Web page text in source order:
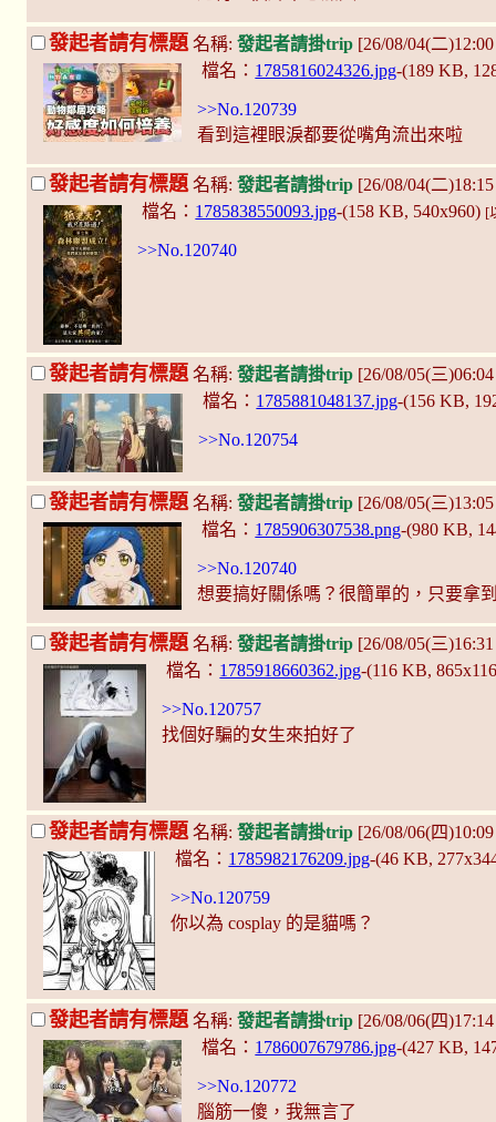
發起者請有標題 名稱: 發起者請掛trip [26/08/04(二
檔名： 1785816024326.jpg-(189 KB,
>>No.120739
看到這裡眼淚都要從嘴角流出來啦
發起者請有標題 名稱: 發起者請掛trip [26/08/04(二
檔名： 1785838550093.jpg-(158 KB, 540x960) [
>>No.120740
發起者請有標題 名稱: 發起者請掛trip [26/08/05(三
檔名： 1785881048137.jpg-(156 KB,
>>No.120754
發起者請有標題 名稱: 發起者請掛trip [26/08/05(三
檔名： 1785906307538.png-(980 KB,
>>No.120740
想要搞好關係嗎？很簡單的，只要拿
發起者請有標題 名稱: 發起者請掛trip [26/08/05(三
檔名： 1785918660362.jpg-(116 KB,
>>No.120757
找個好騙的女生來拍好了
發起者請有標題 名稱: 發起者請掛trip [26/08/06(四
檔名： 1785982176209.jpg-(46 KB,
>>No.120759
你以為 cosplay 的是貓嗎？
發起者請有標題 名稱: 發起者請掛trip [26/08/06(四
檔名： 1786007679786.jpg-(427 KB,
>>No.120772
腦筋一傻，我無言了